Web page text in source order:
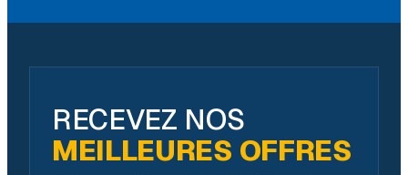
RECEVEZ NOS
MEILLEURES OFFRES